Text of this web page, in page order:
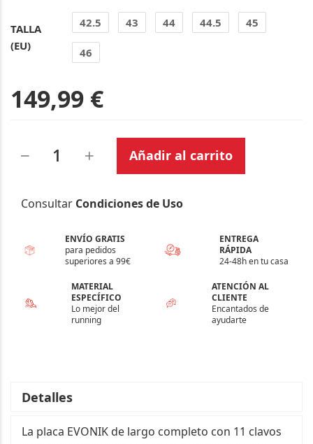
TALLA
(EU)
42.5 43 44 44.5 45
46
149,99 €
Añadir al carrito
Consultar Condiciones de Uso
ENVÍO GRATIS
para pedidos
superiores a 99€
ENTREGA
RÁPIDA
24-48h en tu casa
MATERIAL
ESPECÍFICO
Lo mejor del
running
ATENCIÓN AL
CLIENTE
Encantados de
ayudarte
Detalles
La placa EVONIK de largo completo con 11 clavos